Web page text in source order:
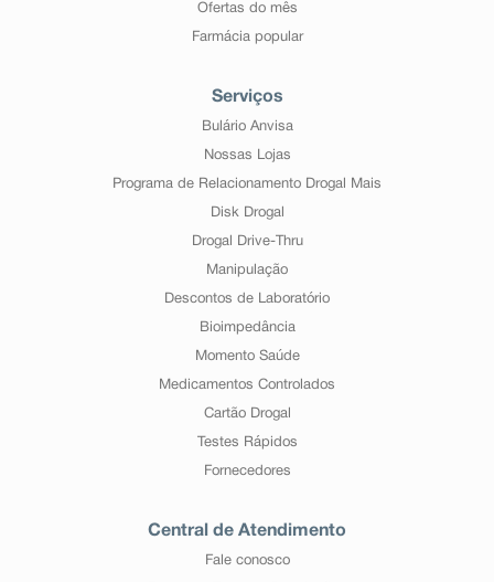
Ofertas do mês
Farmácia popular
Serviços
Bulário Anvisa
Nossas Lojas
Programa de Relacionamento Drogal Mais
Disk Drogal
Drogal Drive-Thru
Manipulação
Descontos de Laboratório
Bioimpedância
Momento Saúde
Medicamentos Controlados
Cartão Drogal
Testes Rápidos
Fornecedores
Central de Atendimento
Fale conosco